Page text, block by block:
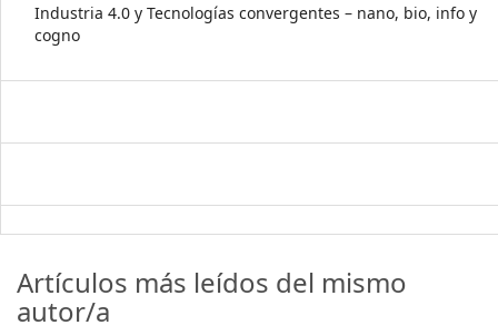
Industria 4.0 y Tecnologías convergentes – nano, bio, info y
cogno
Artículos más leídos del mismo
autor/a